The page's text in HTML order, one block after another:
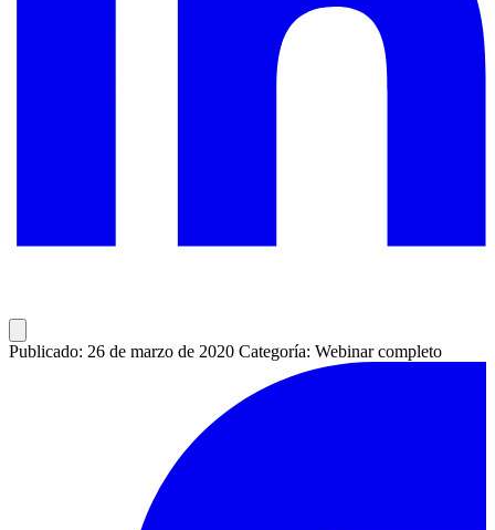
Publicado: 26 de marzo de 2020 Categoría: Webinar completo